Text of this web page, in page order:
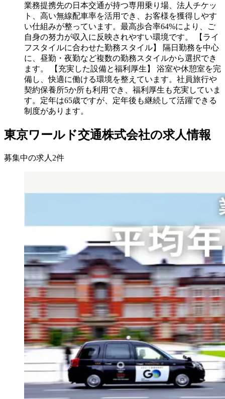
業務提携先の日本交通が持つ専用乗り場、法人チケッ
ト、高い無線配車率を活用でき、お客様を獲得しやす
い仕組みが整っています。最高歩合率64%により、ご
自身の努力が収入に反映されやすい環境です。 【ライ
フスタイルに合わせた勤務スタイル】 隔日勤務を中心
に、昼勤・夜勤など複数の勤務スタイルから選択でき
ます。 【充実した設備と福利厚生】 浴室や休憩室を完
備し、快適に働ける環境を整えています。社員旅行や
契約保養所5か所も利用でき、福利厚生も充実していま
す。定年は65歳ですが、定年後も継続して活躍できる
制度があります。
東京ワールド交通株式会社の求人情報
募集中の求人 2件